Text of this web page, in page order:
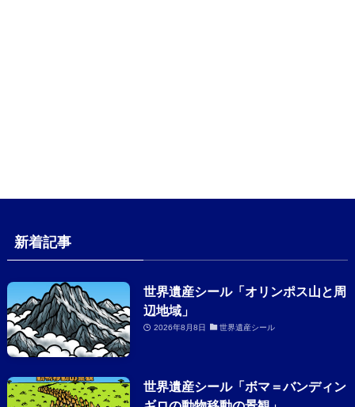
新着記事
世界遺産シール「オリンポス山と周
辺地域」
2026年8月8日 世界遺産シール
世界遺産シール「ボマ＝バンディン